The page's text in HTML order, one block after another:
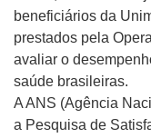
ANS
beneficiários da
prestados pela
avaliar o
saúde brasileiras.
A ANS (Agência
a Pesquisa de